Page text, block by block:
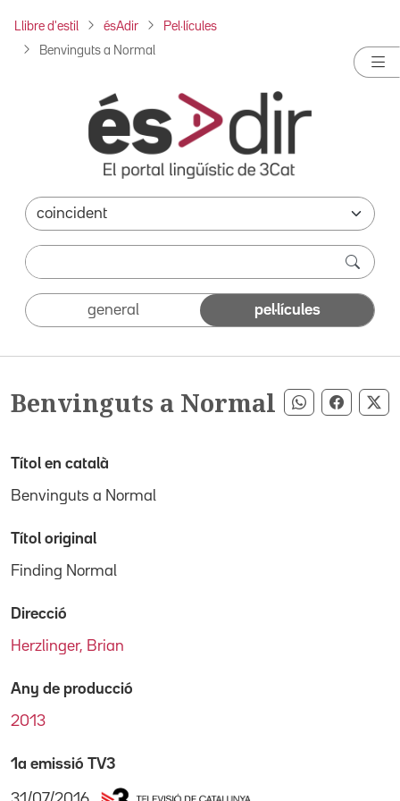
Llibre d'estil ésAdir Pel·lícules
Benvinguts a Normal
general pel·lícules
Benvinguts a Normal Compartir
Títol en català
Benvinguts a Normal
Títol original
Finding Normal
Direcció
Herzlinger, Brian
Any de producció
2013
1a emissió TV3